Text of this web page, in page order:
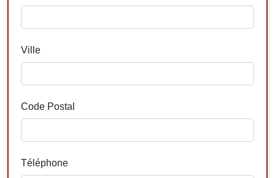
Ville
Code Postal
Téléphone